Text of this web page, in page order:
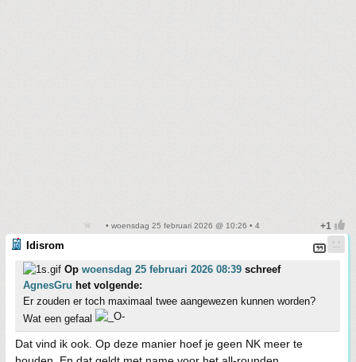
• woensdag 25 februari 2026 @ 10:26 • 4
Idisrom
Op woensdag 25 februari 2026 08:39 schreef
AgnesGru het volgende:
Er zouden er toch maximaal twee aangewezen kunnen worden?
Wat een gefaal
Dat vind ik ook. Op deze manier hoef je geen NK meer te